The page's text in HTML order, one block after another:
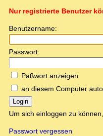
Nur registrierte Benutzer
Benutzername:
Passwort:
Paßwort anzeigen
an diesem Computer
Login
Um sich einloggen zu
Passwort vergessen